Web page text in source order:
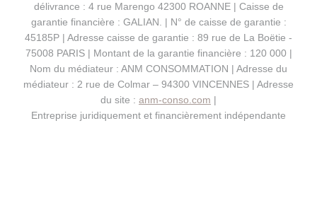
délivrance : 4 rue Marengo 42300 ROANNE | Caisse de
garantie financière : GALIAN. | N° de caisse de garantie :
45185P | Adresse caisse de garantie : 89 rue de La Boëtie -
75008 PARIS | Montant de la garantie financière : 120 000 |
Nom du médiateur : ANM CONSOMMATION | Adresse du
médiateur : 2 rue de Colmar – 94300 VINCENNES | Adresse
du site : anm-conso.com |
Entreprise juridiquement et financièrement indépendante